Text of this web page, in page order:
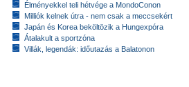
Élményekkel teli hétvége a MondoConon
Milliók kelnek útra - nem csak a meccsekért
Japán és Korea beköltözik a Hungexpóra
Átalakult a sportzóna
Villák, legendák: időutazás a Balatonon